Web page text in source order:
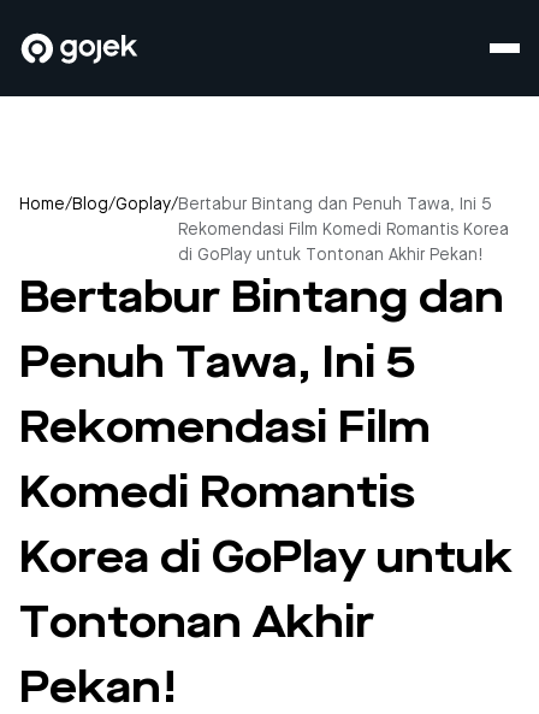
Home/Blog/Goplay/Bertabur Bintang dan Penuh Tawa, Ini 5
Rekomendasi Film Komedi Romantis Korea
di GoPlay untuk Tontonan Akhir Pekan!
Bertabur Bintang dan
Penuh Tawa, Ini 5
Rekomendasi Film
Komedi Romantis
Korea di GoPlay untuk
Tontonan Akhir
Pekan!